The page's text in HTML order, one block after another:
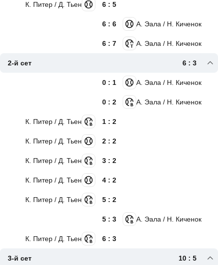
К. Питер / Д. Тьен 6 : 5
А. Эала / Н. Киченок
6 : 6
А. Эала / Н. Киченок
6 : 7
2-й сет 6 : 3
А. Эала / Н. Киченок
0 : 1
А. Эала / Н. Киченок
0 : 2
К. Питер / Д. Тьен 1 : 2
К. Питер / Д. Тьен 2 : 2
К. Питер / Д. Тьен 3 : 2
К. Питер / Д. Тьен 4 : 2
К. Питер / Д. Тьен 5 : 2
А. Эала / Н. Киченок
5 : 3
К. Питер / Д. Тьен 6 : 3
3-й сет 10 : 5